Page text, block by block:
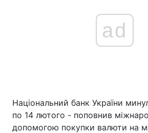
ad
Національний банк України
по 14 лютого - поповнив
допомогою покупки валюти на